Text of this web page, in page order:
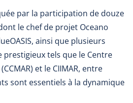
par la participation de douze
le chef de projet Oceano
ainsi que plusieurs
tels que le Centre
et le CIIMAR, entre
sont essentiels à la dynamique